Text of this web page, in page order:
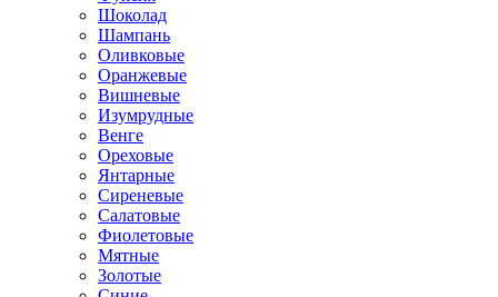
Шоколад
Шампань
Оливковые
Оранжевые
Вишневые
Изумрудные
Венге
Ореховые
Янтарные
Сиреневые
Салатовые
Фиолетовые
Мятные
Золотые